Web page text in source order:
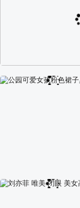
阿尔卑斯山区自然风景
公园可爱女孩粉色裙子